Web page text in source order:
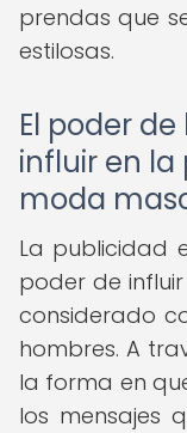
prendas que
estilosas.
El poder
influir en la
moda
La publicidad
poder de
considerado
hombres. A
la forma en
los mensajes